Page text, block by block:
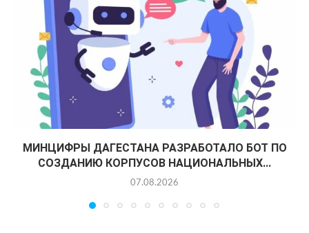
МИНЦИФРЫ ДАГЕСТАНА РАЗРАБОТАЛО БОТ ПО
СОЗДАНИЮ КОРПУСОВ НАЦИОНАЛЬНЫХ...
07.08.2026